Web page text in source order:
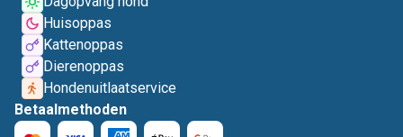
Huisoppas
Kattenoppas
Dierenoppas
Hondenuitlaatservice
Betaalmethoden